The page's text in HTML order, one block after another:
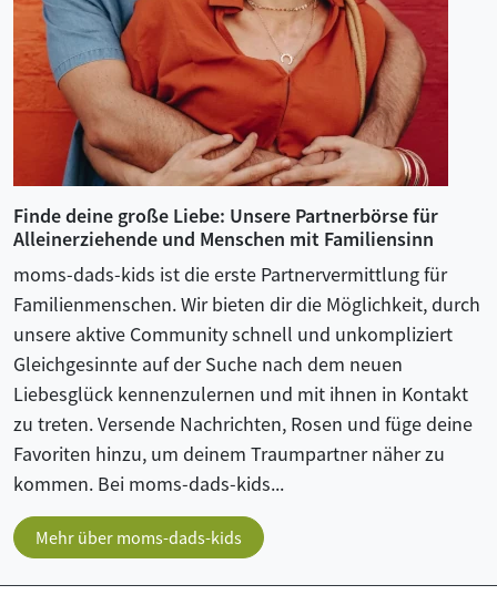
Finde deine große Liebe: Unsere Partnerbörse für
Alleinerziehende und Menschen mit Familiensinn
moms-dads-kids ist die erste Partnervermittlung für
Familienmenschen. Wir bieten dir die Möglichkeit, durch
unsere aktive Community schnell und unkompliziert
Gleichgesinnte auf der Suche nach dem neuen
Liebesglück kennenzulernen und mit ihnen in Kontakt
zu treten. Versende Nachrichten, Rosen und füge deine
Favoriten hinzu, um deinem Traumpartner näher zu
kommen. Bei moms-dads-kids...
Mehr über moms-dads-kids